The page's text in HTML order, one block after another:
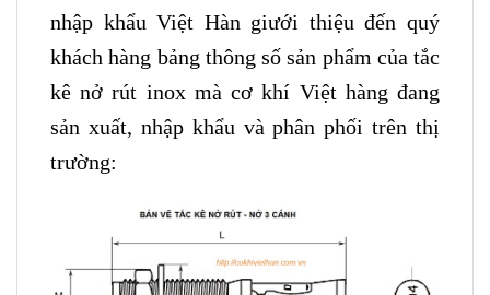
nhập khẩu Việt Hàn giưới thiệu đến quý
khách hàng bảng thông số sản phẩm của tắc
kê nở rút inox mà cơ khí Việt hàng đang
sản xuất, nhập khẩu và phân phối trên thị
trường: